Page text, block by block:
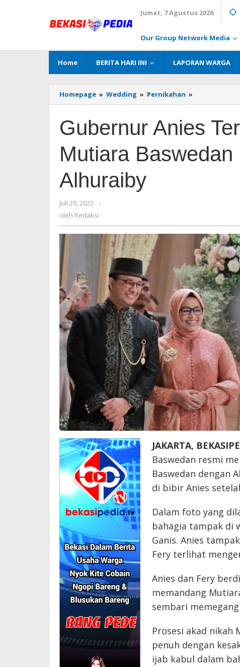
Jumat, 7 Agustus 2026
Our Group Network Media
Home BERITA HARI INI LAPORAN WARGA
Homepage » Wedding » Pernikahan »
Anies
Bahagia
Lihat
Baswedan
Sah
Gubernur Anies
Mutiara
Alhuraiby
Juli 29, 2022
oleh
-
oleh Redaksi
JAKARTA,
Baswedan resmi
Baswedan dengan
di bibir Anies
Dalam foto yang
bahagia tampak di
Ganis. Anies
Fery terlihat
Anies dan Fery
memandang
sembari
Prosesi akad nikah
penuh dengan
ijab kabul dalam